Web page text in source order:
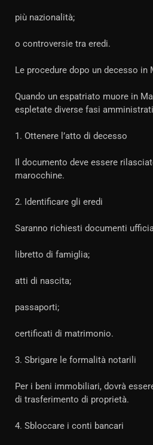
più nazionalità;
o controversie tra eredi.
Le procedure dopo un decesso in
Quando un espatriato muore in
espletate diverse fasi
1. Ottenere l’atto di decesso
Il documento deve essere
marocchine.
2. Identificare gli eredi
Saranno richiesti documenti
libretto di famiglia;
atti di nascita;
passaporti;
certificati di matrimonio.
3. Sbrigare le formalità notarili
Per i beni immobiliari, dovrà
di trasferimento di proprietà.
4. Sbloccare i conti bancari